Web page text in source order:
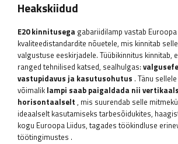
Heakskiidud
E20 kinnitusega gabariidilamp vastab
kvaliteedistandardite nõuetele, mis kinnitab
valgustuse eeskirjadele. Tüübikinnitus kinnitab,
ranged tehnilised katsed, sealhulgas:
vastupidavus ja kasutusohutus . Tänu
võimalik lampi saab paigaldada nii
horisontaalselt , mis suurendab selle
ideaalselt kasutamiseks tarbesõidukites,
kogu Euroopa Liidus, tagades töökindluse
töötingimustes .